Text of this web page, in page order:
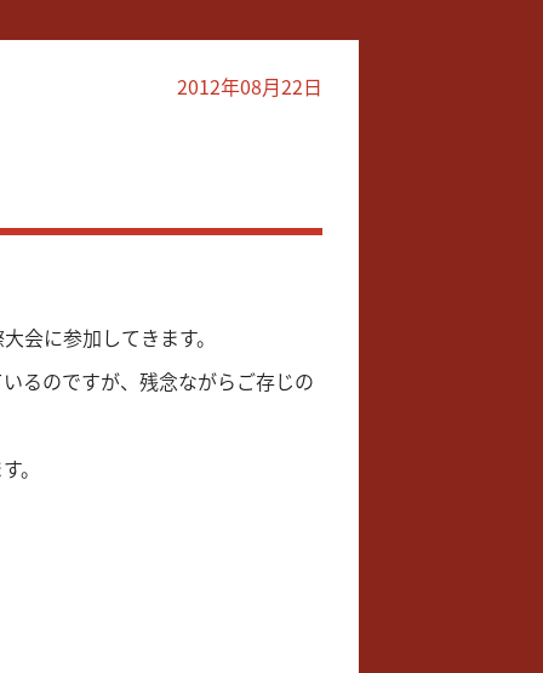
2012年08月22日
会に参加してきます。
るのですが、残念ながらご存じの
。